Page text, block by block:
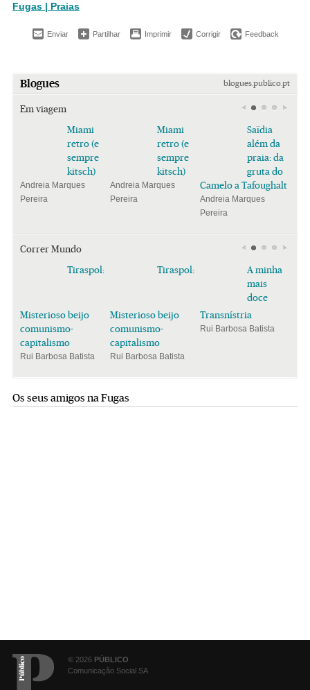
Fugas | Praias
Enviar Partilhar Imprimir Corrigir Feedback
Blogues blogues.publico.pt
Em viagem
Miami
retro (e
sempre
kitsch)
Andreia Marques
Pereira
Miami
retro (e
sempre
kitsch)
Andreia Marques
Pereira
Saïdia
além da
praia: da
gruta do
Camelo a Tafoughalt
Andreia Marques
Pereira
Correr Mundo
Tiraspol:
Misterioso beijo
comunismo-
capitalismo
Rui Barbosa Batista
Tiraspol:
Misterioso beijo
comunismo-
capitalismo
Rui Barbosa Batista
A minha
mais
doce
Transnístria
Rui Barbosa Batista
Os seus amigos na Fugas
© 2026 PÚBLICO
Comunicação Social SA